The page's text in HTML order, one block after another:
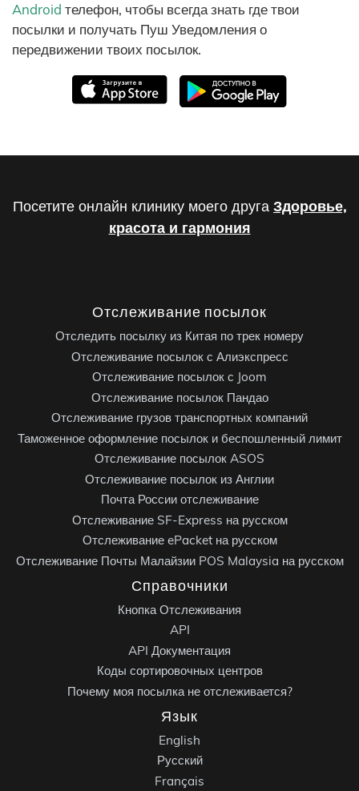
Android телефон, чтобы всегда знать где твои
посылки и получать Пуш Уведомления о
передвижении твоих посылок.
Посетите онлайн клинику моего друга Здоровье,
красота и гармония
Отслеживание посылок
Отследить посылку из Китая по трек номеру
Отслеживание посылок с Алиэкспресс
Отслеживание посылок с Joom
Отслеживание посылок Пандао
Отслеживание грузов транспортных компаний
Таможенное оформление посылок и беспошленный лимит
Отслеживание посылок ASOS
Отслеживание посылок из Англии
Почта России отслеживание
Отслеживание SF-Express на русском
Отслеживание ePacket на русском
Отслеживание Почты Малайзии POS Malaysia на русском
Справочники
Кнопка Отслеживания
API
API Документация
Коды сортировочных центров
Почему моя посылка не отслеживается?
Язык
English
Русский
Français